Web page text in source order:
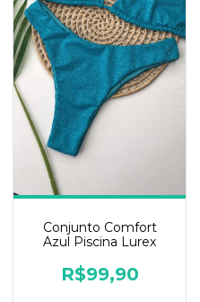
Conjunto Comfort
Azul Piscina Lurex
R$99,90